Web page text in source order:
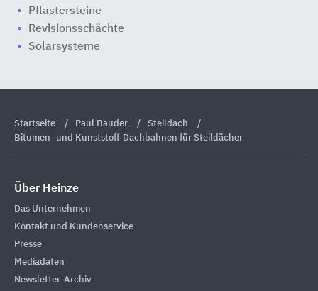
Pflastersteine
Revisionsschächte
Solarsysteme
Startseite Paul Bauder
Steildach
Bitumen- und Kunststoff-Dachbahnen für Steildächer
Über Heinze
Das Unternehmen
Kontakt und Kundenservice
Presse
Mediadaten
Newsletter-Archiv